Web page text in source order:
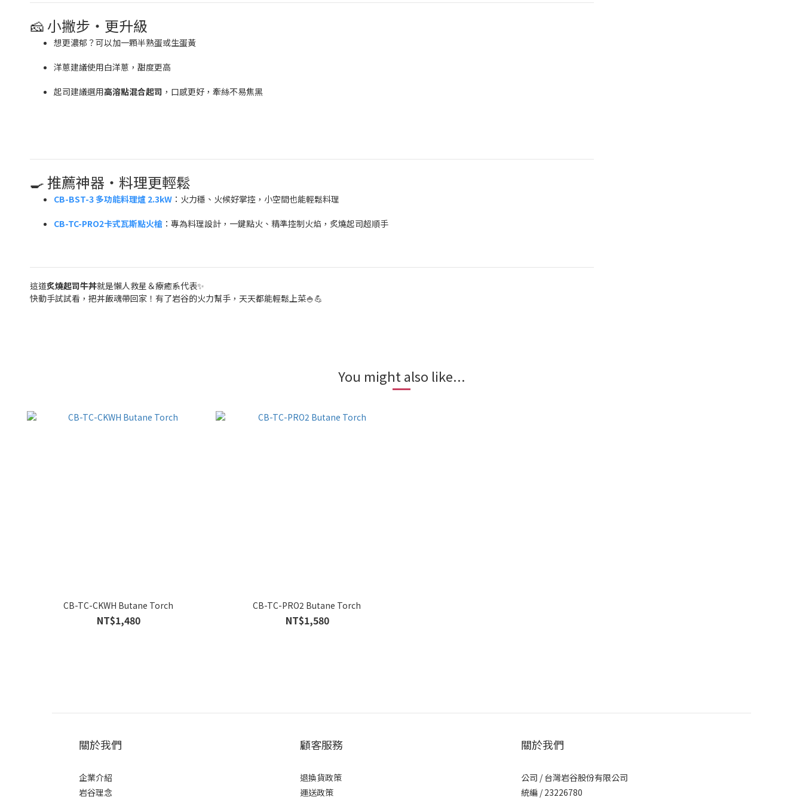
🧀 小撇步・更升級
想更濃郁？可以加一顆半熟蛋或生蛋黃
洋蔥建議使用白洋蔥，甜度更高
起司建議選用高溶點混合起司 ，口感更好，牽絲不易焦黑
🍳 推薦神器・料理更輕鬆
CB-BST-3 多功能料理爐 2.3kW ：火力穩、火候好掌控，小空間也能輕鬆料理
CB-TC-PRO2卡式瓦斯點火槍 ：專為料理設計，一鍵點火、精準控制火焰，炙燒起司超順手
這道炙燒起司牛丼就是懶人救星＆療癒系代表✨
快動手試試看，把丼飯魂帶回家！有了岩谷的火力幫手，天天都能輕鬆上菜🍚💪
You might also like...
CB-TC-CKWH Butane Torch
NT$1,480
CB-TC-PRO2 Butane Torch
NT$1,580
關於我們
企業介紹
岩谷理念
顧客服務
退換貨政策
運送政策
關於我們
公司 / 台灣岩谷股份有限公司
統編 / 23226780